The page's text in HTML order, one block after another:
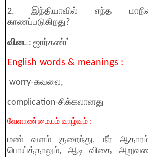
2. இந்தியாவில் எந்த
காணப்படுகிறது?
விடை: ஜார்கண்ட்
English words & meanings :
worry-கவலை,
complication-சிக்கலானது
வேளாண்மையும் வாழ்வும் :
மண் வளம் குறைந்து, நீர்
பொய்த்தாலும், ஆடி விதை